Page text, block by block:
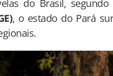
do Brasil, segundo
, o estado do Pará